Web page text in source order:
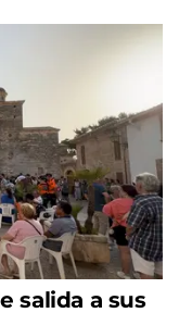
salida a sus